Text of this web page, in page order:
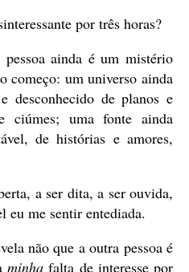
por três horas?
ainda é um mistério
começo: um universo ainda
desconhecido de planos e
ciúmes; uma fonte ainda
de histórias e amores,
a ser dita, a ser ouvida,
eu me sentir entediada.
não que a outra pessoa é
minha falta de interesse por